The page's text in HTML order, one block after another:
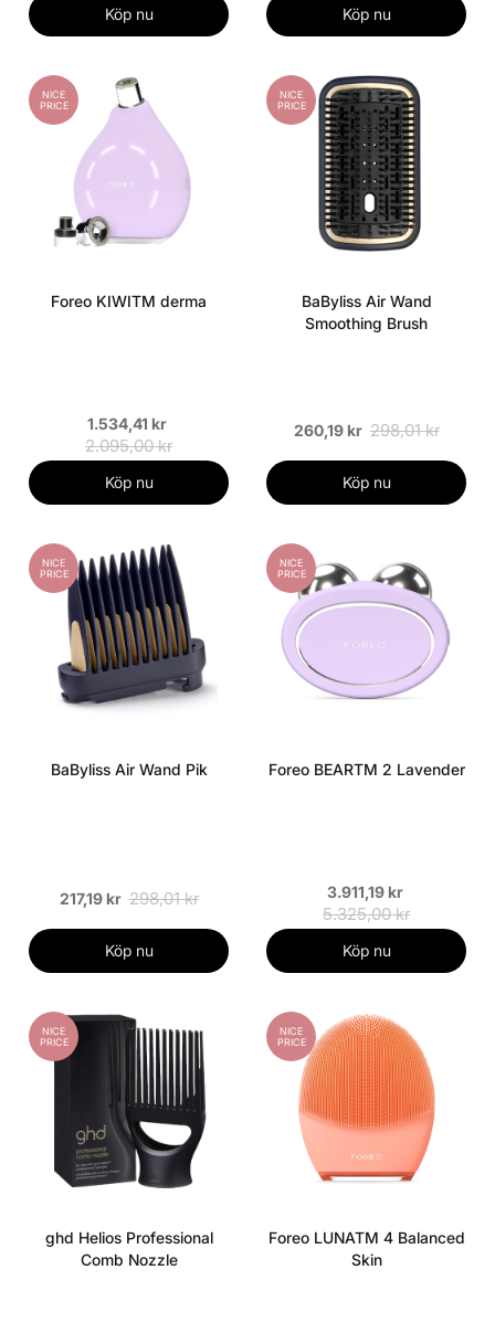
Köp nu Köp nu
NICE
PRICE
Foreo KIWITM derma
1.534,41 kr
2.095,00 kr
Köp nu
NICE
PRICE
BaByliss Air Wand
Smoothing Brush
260,19 kr 298,01 kr
Köp nu
NICE
PRICE
BaByliss Air Wand Pik
217,19 kr 298,01 kr
Köp nu
NICE
PRICE
Foreo BEARTM 2 Lavender
3.911,19 kr
5.325,00 kr
Köp nu
NICE
PRICE
ghd Helios Professional
Comb Nozzle
NICE
PRICE
Foreo LUNATM 4 Balanced
Skin